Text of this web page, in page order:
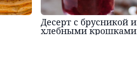
Десерт с брусникой и
хлебными крошками